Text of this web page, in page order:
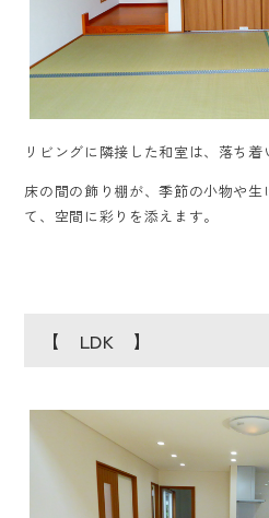
リビングに隣接した和室は、落ち着
床の間の飾り棚が、季節の小物や
て、空間に彩りを添えます。
【 LDK 】